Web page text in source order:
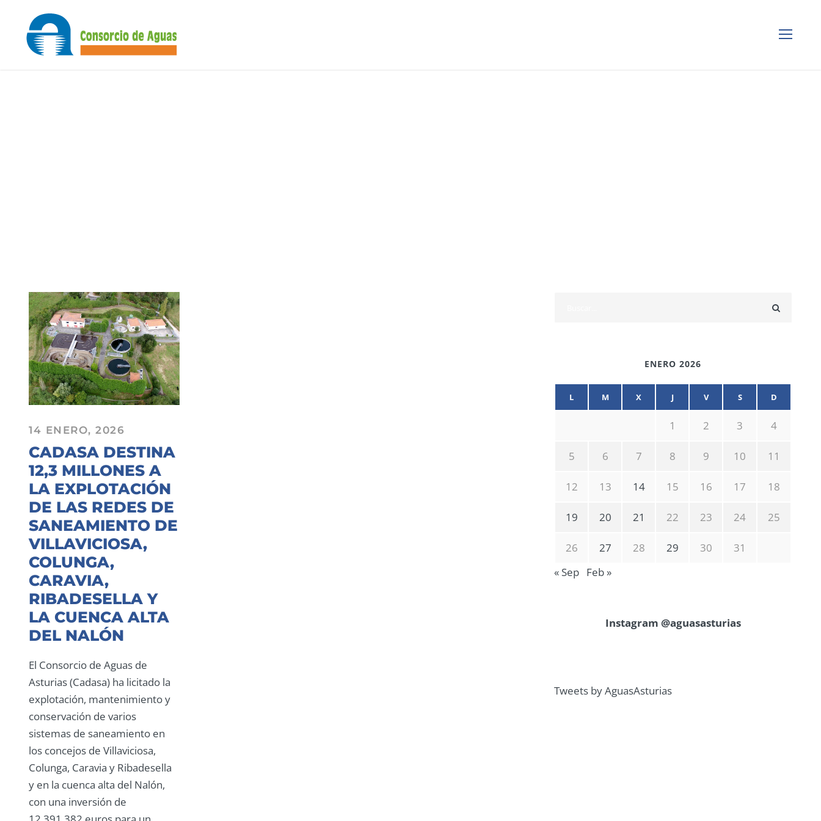
14 ENERO, 2026
CADASA DESTINA
12,3 MILLONES A
LA EXPLOTACIÓN
DE LAS REDES DE
SANEAMIENTO DE
VILLAVICIOSA,
COLUNGA,
CARAVIA,
RIBADESELLA Y
LA CUENCA ALTA
DEL NALÓN
El Consorcio de Aguas de
Asturias (Cadasa) ha licitado la
explotación, mantenimiento y
conservación de varios
sistemas de saneamiento en
los concejos de Villaviciosa,
Colunga, Caravia y Ribadesella
y en la cuenca alta del Nalón,
con una inversión de
ENERO 2026
L M X J V S D
1 2 3 4
5 6 7 8 9 10 11
12 13 14 15 16 17 18
19 20 21 22 23 24 25
26 27 28 29 30
31
« Sep Feb »
Instagram @aguasasturias
Tweets by AguasAsturias